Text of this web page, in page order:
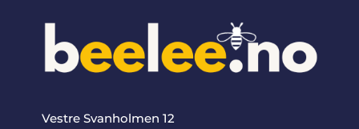
Vestre Svanholmen 12